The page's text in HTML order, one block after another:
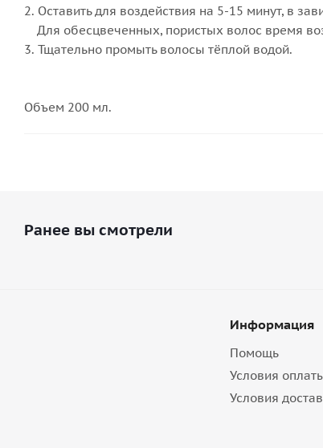
2. Оставить для воздействия на 5-15 минут, в
Для обесцвеченных, пористых волос время
3. Тщательно промыть волосы тёплой водой.
Объем 200 мл.
Ранее вы смотрели
Информация
Помощь
Условия
Условия